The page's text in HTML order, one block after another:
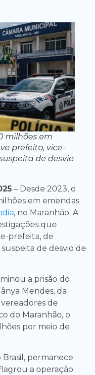
milhões em
prefeito, vice-
de desvio
– Desde 2023, o
em emendas
, no Maranhão. A
que
prefeita, de
de desvio de
a prisão do
Mendes, da
de
do Maranhão, o
por meio de
permanece
a operação